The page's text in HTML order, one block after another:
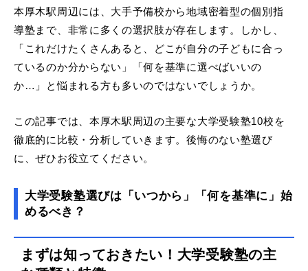
本厚木駅周辺には、大手予備校から地域密着型の個別指
導塾まで、非常に多くの選択肢が存在します。しかし、
「これだけたくさんあると、どこが自分の子どもに合っ
ているのか分からない」「何を基準に選べばいいの
か…」と悩まれる方も多いのではないでしょうか。
この記事では、本厚木駅周辺の主要な大学受験塾10校を
徹底的に比較・分析していきます。後悔のない塾選び
に、ぜひお役立てください。
大学受験塾選びは「いつから」「何を基準に」始
めるべき？
まずは知っておきたい！大学受験塾の主